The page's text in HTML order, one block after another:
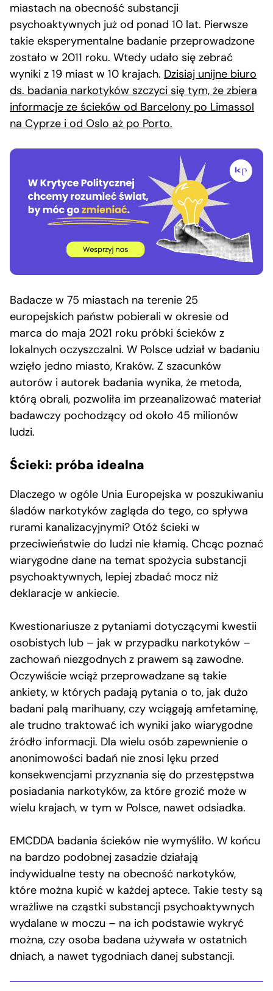
miastach na obecność substancji
psychoaktywnych już od ponad 10 lat. Pierwsze
takie eksperymentalne badanie przeprowadzone
zostało w 2011 roku. Wtedy udało się zebrać
wyniki z 19 miast w 10 krajach. Dzisiaj unijne biuro
ds. badania narkotyków szczyci się tym, że zbiera
informacje ze ścieków od Barcelony po Limassol
na Cyprze i od Oslo aż po Porto.
Badacze w 75 miastach na terenie 25
europejskich państw pobierali w okresie od
marca do maja 2021 roku próbki ścieków z
lokalnych oczyszczalni. W Polsce udział w badaniu
wzięło jedno miasto, Kraków. Z szacunków
autorów i autorek badania wynika, że metoda,
którą obrali, pozwoliła im przeanalizować materiał
badawczy pochodzący od około 45 milionów
ludzi.
Ścieki: próba idealna
Dlaczego w ogóle Unia Europejska w poszukiwaniu
śladów narkotyków zagląda do tego, co spływa
rurami kanalizacyjnymi? Otóż ścieki w
przeciwieństwie do ludzi nie kłamią. Chcąc poznać
wiarygodne dane na temat spożycia substancji
psychoaktywnych, lepiej zbadać mocz niż
deklaracje w ankiecie.
Kwestionariusze z pytaniami dotyczącymi kwestii
osobistych lub – jak w przypadku narkotyków –
zachowań niezgodnych z prawem są zawodne.
Oczywiście wciąż przeprowadzane są takie
ankiety, w których padają pytania o to, jak dużo
badani palą marihuany, czy wciągają amfetaminę,
ale trudno traktować ich wyniki jako wiarygodne
źródło informacji. Dla wielu osób zapewnienie o
anonimowości badań nie znosi lęku przed
konsekwencjami przyznania się do przestępstwa
posiadania narkotyków, za które grozić może w
wielu krajach, w tym w Polsce, nawet odsiadka.
EMCDDA badania ścieków nie wymyśliło. W końcu
na bardzo podobnej zasadzie działają
indywidualne testy na obecność narkotyków,
które można kupić w każdej aptece. Takie testy są
wrażliwe na cząstki substancji psychoaktywnych
wydalane w moczu – na ich podstawie wykryć
można, czy osoba badana używała w ostatnich
dniach, a nawet tygodniach danej substancji.